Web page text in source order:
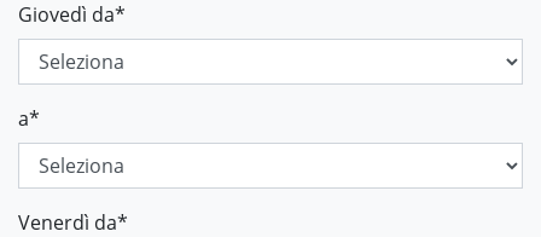
Giovedì da*
a*
Venerdì da*